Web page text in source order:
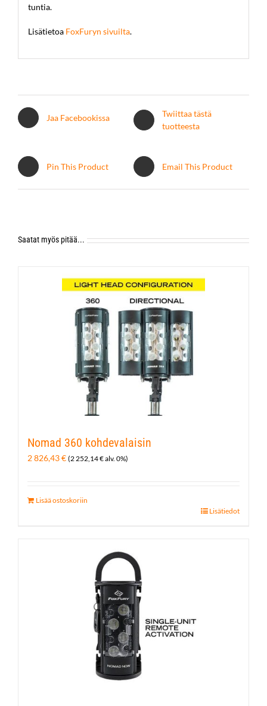
tuntia.
Lisätietoa FoxFuryn sivuilta.
Jaa Facebookissa
Twiittaa tästä
tuotteesta
Pin This Product Email This Product
Saatat myös pitää...
Nomad 360 kohdevalaisin
2 826,43€ (2 252,14€alv. 0%)
Lisää ostoskoriin
Lisätiedot